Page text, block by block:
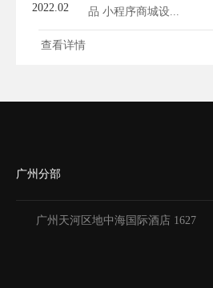
2022.02
品 小程序商城设...
查看详情
广州分部
广州天河区地中海国际酒店 1627